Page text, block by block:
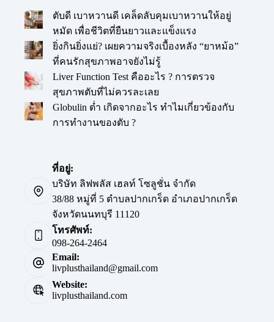
ตับดี เบาหวานดี เคล็ดลับคุมเบาหวานให้อยู่
หมัด เพื่อชีวิตที่ยืนยาวและแข็งแรง
ยิ่งกินยิ่งแย่? เผยความจริงเบื้องหลัง “ยาหม้อ”
ที่คนรักสุขภาพอาจยังไม่รู้
Liver Function Test คืออะไร ? การตรวจ
สุขภาพตับที่ไม่ควรละเลย
Globulin ต่ำ เกิดจากอะไร ทำไมเกี่ยวข้องกับ
การทำงานของตับ ?
ที่อยู่:
บริษัท ลิฟพลัส เฮลท์ โซลูชั่น จำกัด
38/88 หมู่ที่ 5 ตำบลปากเกร็ด อำเภอปากเกร็ด
จังหวัดนนทบุรี 11120
โทรศัพท์:
098-264-2464
Email:
livplusthailand@gmail.com
Website:
livplusthailand.com